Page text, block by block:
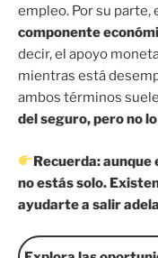
empleo. Por su parte,
componente
decir, el apoyo
mientras está
ambos términos
del seguro, pero no
Recuerda: aunque
no estás solo.
ayudarte a salir